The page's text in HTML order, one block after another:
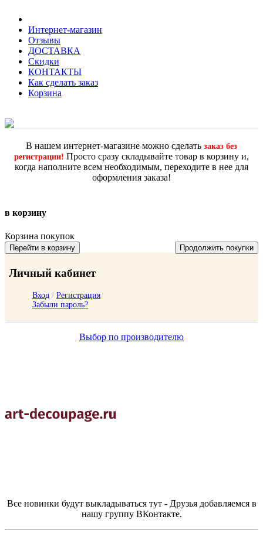
Интернет-магазин
Отзывы
ДОСТАВКА
Скидки
КОНТАКТЫ
Как сделать заказ
Корзина
В нашем интернет-магазине можно сделать заказ без
регистрации! Просто сразу складывайте товар в корзину и,
когда наполните всем необходимым, переходите в нее для
оформления заказа!
в корзину
Корзина покупок
Перейти в корзину Продолжить покупки
Личный кабинет
Вход / Регистрация
Забыли пароль?
Выбор по производителю
Все новинки будут выкладываться тут - Друзья добавляемся в
нашу группу ВКонтакте.